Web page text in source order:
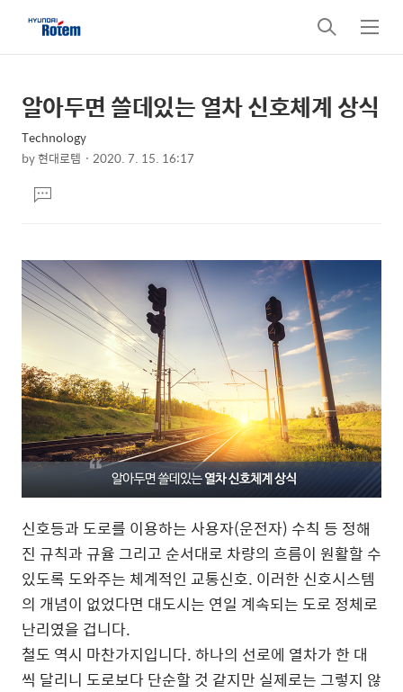
검
색
메
뉴
상
세
컨
텐
츠
본
문
제
목
알아두면 쓸데있는 열차 신호체계 상식
Technology
by현대로템 2020. 7. 15. 16:17
문댓
글
신호등과 도로를 이용하는 사용자(운전자) 수칙 등 정해
진 규칙과 규율 그리고 순서대로 차량의 흐름이 원활할 수
있도록 도와주는 체계적인 교통신호. 이러한 신호시스템
의 개념이 없었다면 대도시는 연일 계속되는 도로 정체로
난리였을 겁니다.
철도 역시 마찬가지입니다. 하나의 선로에 열차가 한 대
씩 달리니 도로보다 단순할 것 같지만 실제로는 그렇지 않